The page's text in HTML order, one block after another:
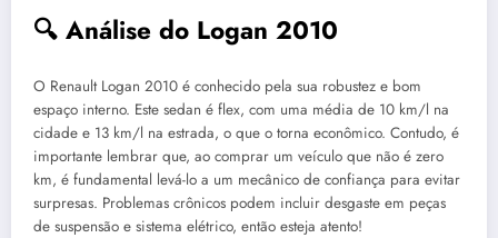
🔍 Análise do Logan 2010
O Renault Logan 2010 é conhecido pela sua robustez e bom
espaço interno. Este sedan é flex, com uma média de 10 km/l na
cidade e 13 km/l na estrada, o que o torna econômico. Contudo, é
importante lembrar que, ao comprar um veículo que não é zero
km, é fundamental levá-lo a um mecânico de confiança para evitar
surpresas. Problemas crônicos podem incluir desgaste em peças
de suspensão e sistema elétrico, então esteja atento!